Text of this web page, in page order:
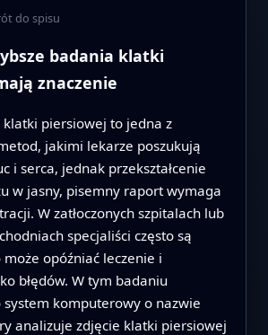
do spisu
badania klatki
znaczenie
klatki piersiowej to jedna z
jakimi lekarze poszukują
i serca, jednak przekształcenie
w jasny, pisemny raport wymaga
W zatłoczonych szpitalach lub
specjaliści często są
może opóźniać leczenie i
błędów. W tym badaniu
komputerowy o nazwie
analizuje zdjęcie klatki piersiowej